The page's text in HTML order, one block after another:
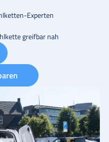
Experten
greifbar nah